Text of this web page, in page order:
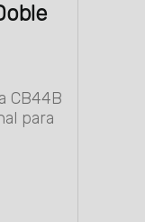
CB44B
para